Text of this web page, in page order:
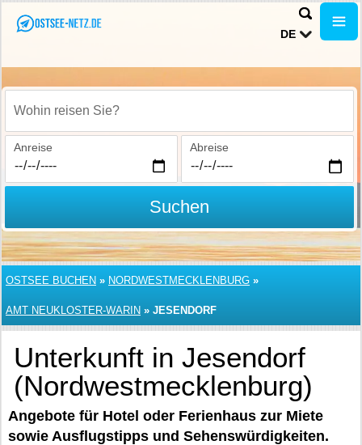
DE
Wohin reisen Sie?
Anreise Abreise
Suchen
OSTSEE BUCHEN » NORDWESTMECKLENBURG »
AMT NEUKLOSTER-WARIN » JESENDORF
Unterkunft in Jesendorf
(Nordwestmecklenburg)
Angebote für Hotel oder Ferienhaus zur Miete
sowie Ausflugstipps und Sehenswürdigkeiten.